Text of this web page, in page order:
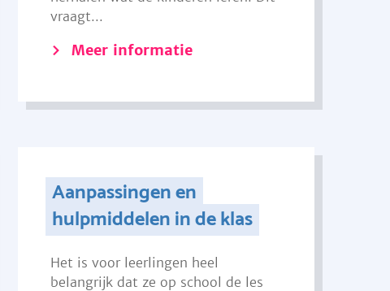
vraagt...
Meer informatie
Aanpassingen en
hulpmiddelen in de klas
Het is voor leerlingen heel
belangrijk dat ze op school de les